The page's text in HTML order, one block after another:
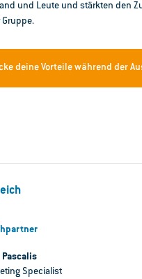
und Leute und stärkten den
deine Vorteile während der
Pascalis
Specialist